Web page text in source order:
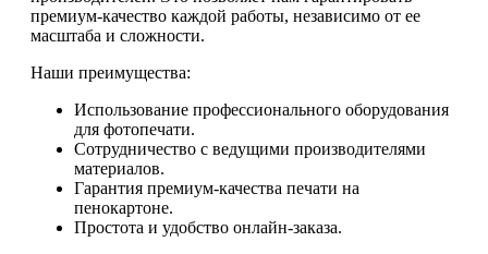
премиум-качество каждой работы, независимо от ее
масштаба и сложности.
Наши преимущества:
Использование профессионального оборудования
для фотопечати.
Сотрудничество с ведущими производителями
материалов.
Гарантия премиум-качества печати на
пенокартоне.
Простота и удобство онлайн-заказа.